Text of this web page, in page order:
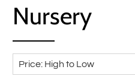
Nursery